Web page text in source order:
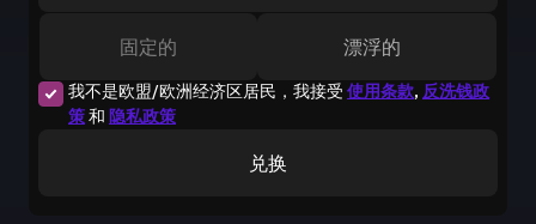
我不是欧盟/欧洲经济区居民，我接受 使用条款, 反洗钱政
策和 隐私政策
固定的 漂浮的
兑换